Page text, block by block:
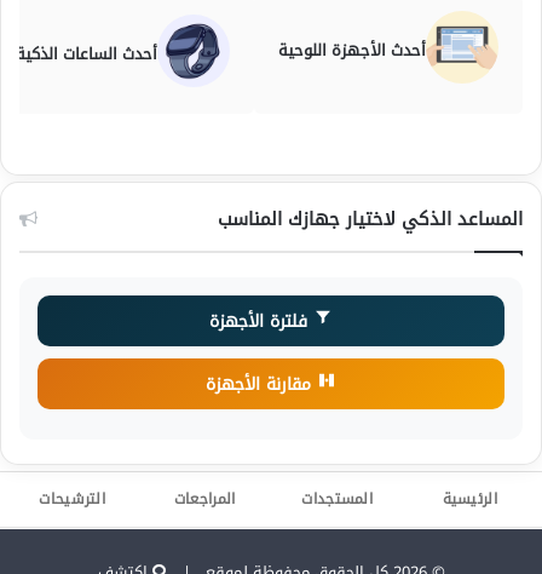
أحدث الأجهزة اللوحية أحدث الساعات الذكية
المساعد الذكي لاختيار جهازك المناسب
فلترة الأجهزة
مقارنة الأجهزة
الرئيسية المستجدات المراجعات الترشيحات